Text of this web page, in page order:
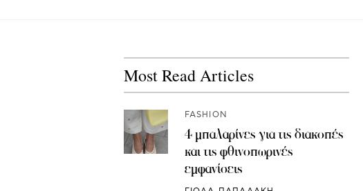
Most Read Articles
FASHION
4 μπαλαρίνες για τις διακοπές
και τις φθινοπωρινές
εμφανίσεις